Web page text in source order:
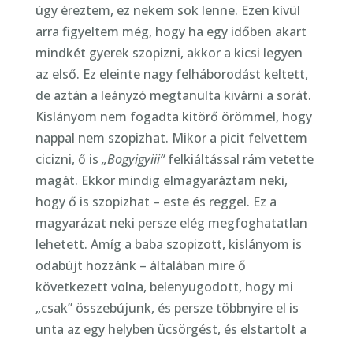
úgy éreztem, ez nekem sok lenne. Ezen kívül
arra figyeltem még, hogy ha egy időben akart
mindkét gyerek szopizni, akkor a kicsi legyen
az első. Ez eleinte nagy felháborodást keltett,
de aztán a leányzó megtanulta kivárni a sorát.
Kislányom nem fogadta kitörő örömmel, hogy
nappal nem szopizhat. Mikor a picit felvettem
cicizni, ő is „Bogyigyiii”felkiáltással rám vetette
magát. Ekkor mindig elmagyaráztam neki,
hogy ő is szopizhat – este és reggel. Ez a
magyarázat neki persze elég megfoghatatlan
lehetett. Amíg a baba szopizott, kislányom is
odabújt hozzánk – általában mire ő
következett volna, belenyugodott, hogy mi
„csak” összebújunk, és persze többnyire el is
unta az egy helyben ücsörgést, és elstartolt a